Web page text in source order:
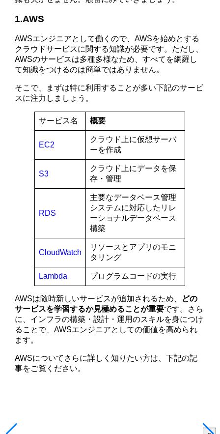
1.AWS
AWSエンジニアとして働くので、AWSを始めとする
クラウドサービスに関する知識が必要です。ただし、
AWSのサービスは多種多様なため、すべてを網羅し
て知識をつけるのは簡単ではありません。
そこで、まずは特に利用することが多い下記のサービ
スに注力しましょう。
サービス名 概要
EC2
クラウド上に仮想サーバ
ーを作成
S3
クラウド上にデータを保
存・管理
RDS
主要なデータベース管理
システムに対応したリレ
ーショナルデータベース
構築
CloudWatch
リソースとアプリのモニ
タリング
Lambda プログラムコードの実行
AWSは随時新しいサービスが追加されるため、 どの
サービスを学習するか見極めることが重要です。さら
に、インフラの構築・設計・運用のスキルを身につけ
ることで、AWSエンジニアとしての価値を高められ
ます。
AWSについてさらに詳しく知りたい方は、下記の記
事をご覧ください。